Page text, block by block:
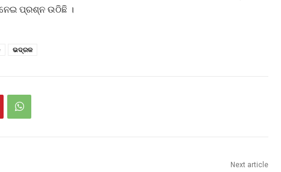
ନେଇ ପ୍ରଶ୍ନ ଉଠିଛି ।
ଭଦ୍ରକ
Next article